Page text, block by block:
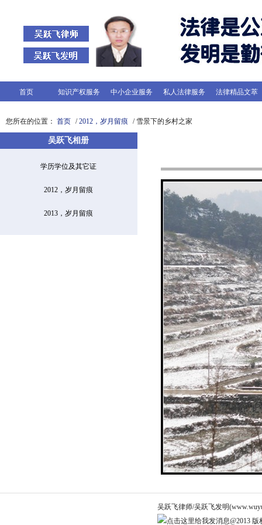
首页 知识产权服务 中小企业服务 私人法律服务 法律精品文萃
您所在的位置： 首页 /2012，岁月留痕 / 雪景下的乡村之家
吴跃飞相册
学历学位及其它证
2012，岁月留痕
2013，岁月留痕
吴跃飞律师/吴跃飞发明
@2013